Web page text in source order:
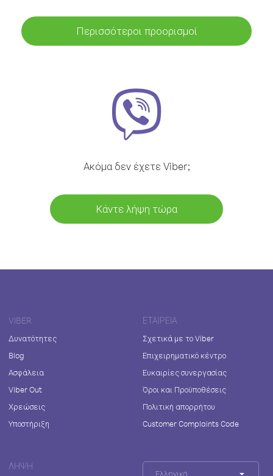
Περισσότεροι προορισμοί
Ακόμα δεν έχετε Viber;
Κάντε λήψη τώρα
VIBER
Δυνατότητες
Blog
Ασφάλεια
Viber Out
Χρεώσεις
Υποστήριξη
ΕΤΑΙΡΕΊΑ
Σχετικά με το Viber
Επιχειρηματικό κέντρο
Ευκαιρίες συνεργασίας
Όροι και Προϋποθέσεις
Πολιτική απορρήτου
Customer Complaints Code
ΛΉΨΗ
Ελληνικά